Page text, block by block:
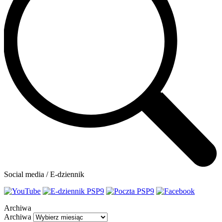
Social media / E-dziennik
Archiwa
Archiwa